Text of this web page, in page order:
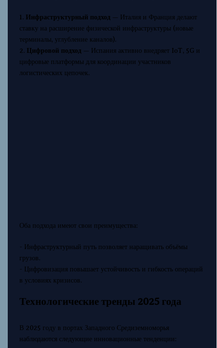
1. Инфраструктурный подход — Италия и Франция делают
ставку на расширение физической инфраструктуры (новые
терминалы, углубление каналов).
2.
Цифровой подход — Испания активно внедряет IoT, 5G и
цифровые платформы для координации участников
логистических цепочек.
Оба подхода имеют свои преимущества:
- Инфраструктурный путь позволяет наращивать объёмы
грузов.
- Цифровизация повышает устойчивость и гибкость операций
в условиях кризисов.
Технологические тренды 2025 года
В 2025 году в портах Западного Средиземноморья
наблюдаются следующие инновационные тенденции: